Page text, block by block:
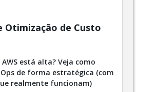
Otimização de Custo
está alta? Veja como
de forma estratégica (com
realmente funcionam)